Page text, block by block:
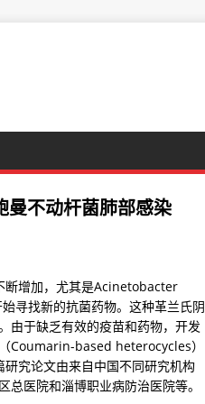
曼不动杆菌肺部感染
断增加，尤其是Acinetobacter
寻找新的抗菌药物。这种革兰氏阴
由于缺乏有效的疫苗和药物，开发
Coumarin-based heterocycles）
究论文由来自中国不同研究机构
医院和淄博职业病防治医院等。